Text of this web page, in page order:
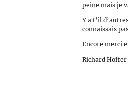
peine mais je
Y a t’il
connaissais
Encore merci
Richard Hoffer